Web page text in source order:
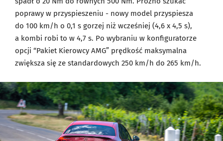
poprawy w przyspieszeniu - nowy model przyspiesza
do 100 km/h o 0,1 s gorzej niż wcześniej (4,6 x 4,5 s),
a kombi robi to w 4,7 s. Po wybraniu w konfiguratorze
opcji “Pakiet Kierowcy AMG” prędkość maksymalna
zwiększa się ze standardowych 250 km/h do 265 km/h.